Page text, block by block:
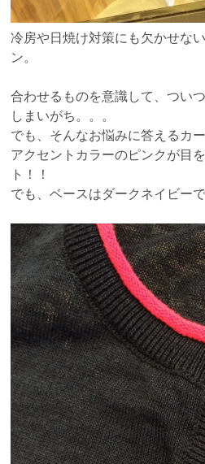
冷房や日焼け対策にも欠かせな
ン。
合わせるものを意識して、つい
しまいがち。。。
でも、そんなお悩みに答えるカ
アクセントカラーのピンクが目
ト！！
でも、ベースはダークネイビー